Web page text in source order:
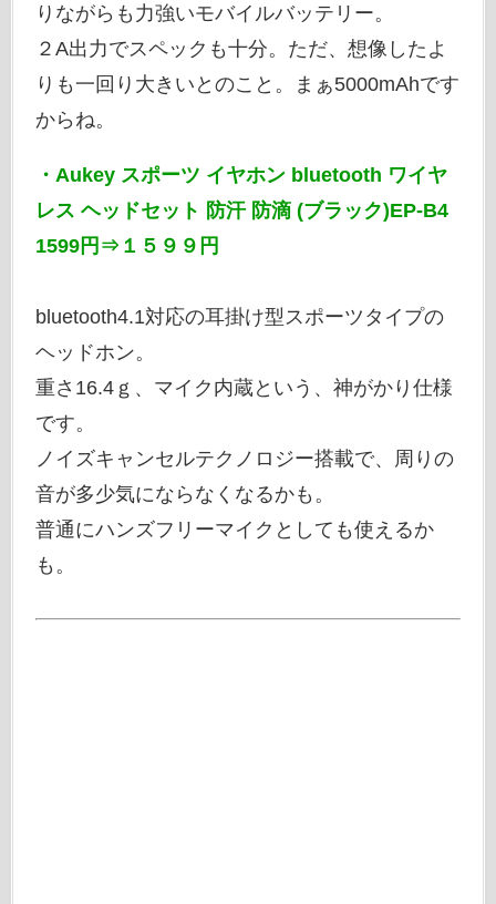
りながらも力強いモバイルバッテリー。
２A出力でスペックも十分。ただ、想像したよ
りも一回り大きいとのこと。まぁ5000mAhです
からね。
・Aukey スポーツ イヤホン bluetooth ワイヤ
レス ヘッドセット 防汗 防滴 (ブラック)EP-B4
1599円⇒１５９９円
bluetooth4.1対応の耳掛け型スポーツタイプの
ヘッドホン。
重さ16.4ｇ、マイク内蔵という、神がかり仕様
です。
ノイズキャンセルテクノロジー搭載で、周りの
音が多少気にならなくなるかも。
普通にハンズフリーマイクとしても使えるか
も。